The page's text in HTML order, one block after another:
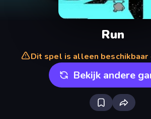
Run
Dit spel is alleen beschikbaar
Bekijk andere